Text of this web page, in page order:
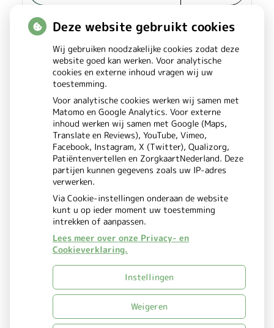
of zoek op lichaam
Betrouwbare informatie over
ziekte en gezondheid
Uw Zorg Online
Privacy verklaring|Cookie-
|Voorwaarden
Deze website gebruikt cookies
Wij gebruiken noodzakelijke cookies zodat deze
website goed kan werken. Voor analytische
cookies en externe inhoud vragen wij uw
toestemming.
Voor analytische cookies werken wij samen met
Matomo en Google Analytics. Voor externe
inhoud werken wij samen met Google (Maps,
Translate en Reviews), YouTube, Vimeo,
Facebook, Instagram, X (Twitter), Qualizorg,
Patiëntenvertellen en ZorgkaartNederland. Deze
partijen kunnen gegevens zoals uw IP-adres
verwerken.
Via Cookie-instellingen onderaan de website
kunt u op ieder moment uw toestemming
intrekken of aanpassen.
Lees meer over onze Privacy- en
Cookieverklaring.
Instellingen
Weigeren